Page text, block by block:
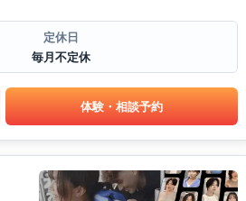
定休日
毎月不定休
体験・相談予約